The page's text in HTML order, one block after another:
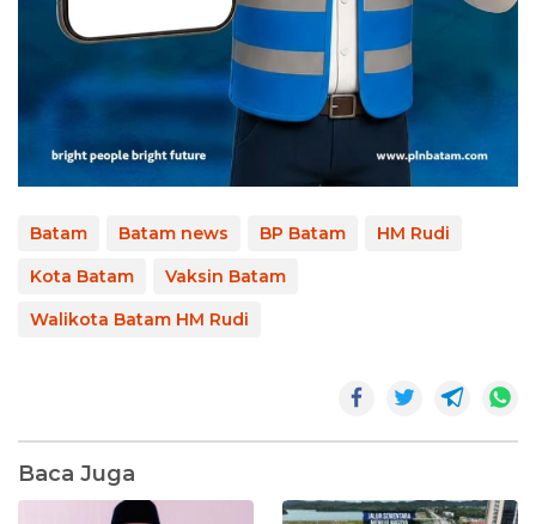
Batam Batam news BP Batam
HM Rudi
Kota Batam
Vaksin Batam
Walikota Batam HM Rudi
Baca Juga